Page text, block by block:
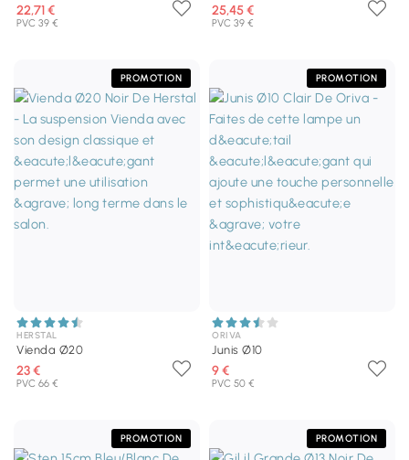
22,71 €
PVC 39 €
25,45 €
PVC 39 €
PROMOTION
HERSTAL
Vienda Ø20
23 €
PVC 66 €
PROMOTION
ORIVA
Junis Ø10
9 €
PVC 50 €
PROMOTION PROMOTION